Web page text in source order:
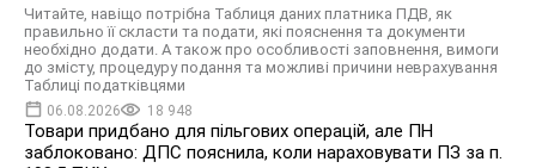
Читайте, навіщо потрібна Таблиця даних платника ПДВ, як
правильно її скласти та подати, які пояснення та документи
необхідно додати. А також про особливості заповнення, вимоги
до змісту, процедуру подання та можливі причини неврахування
Таблиці податківцями
06.08.2026 18 948
Товари придбано для пільгових операцій, але ПН
заблоковано: ДПС пояснила, коли нараховувати ПЗ за п.